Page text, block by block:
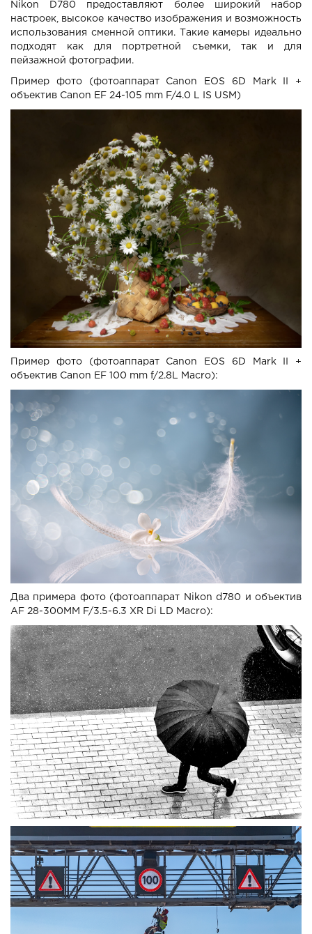
Nikon D780 предоставляют более широкий набор
настроек, высокое качество изображения и возможность
использования сменной оптики. Такие камеры идеально
подходят как для портретной съемки, так и для
пейзажной фотографии.
Пример фото (фотоаппарат Canon EOS 6D Mark II +
объектив Canon EF 24-105 mm F/4.0 L IS USM)
Пример фото (фотоаппарат Canon EOS 6D Mark II +
объектив Canon EF 100 mm f/2.8L Macro):
Два примера фото (фотоаппарат Nikon d780 и объектив
AF 28-300MM F/3.5-6.3 XR Di LD Macro):